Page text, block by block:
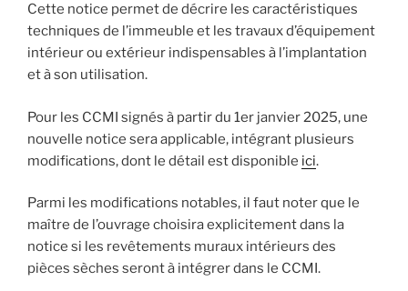
Cette notice permet de décrire les caractéristiques
techniques de l’immeuble et les travaux d’équipement
intérieur ou extérieur indispensables à l’implantation
et à son utilisation.
Pour les CCMI signés à partir du 1er janvier 2025, une
nouvelle notice sera applicable, intégrant plusieurs
modifications, dont le détail est disponible ici.
Parmi les modifications notables, il faut noter que le
maître de l’ouvrage choisira explicitement dans la
notice si les revêtements muraux intérieurs des
pièces sèches seront à intégrer dans le CCMI.